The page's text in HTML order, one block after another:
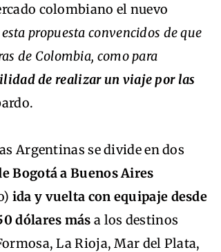
colombiano el nuevo
propuesta convencidos de que
de Colombia, como para
de realizar un viaje por las
Argentinas se divide en dos
Bogotá a Buenos Aires
ida y vuelta con equipaje desde
dólares más a los destinos
La Rioja, Mar del Plata,